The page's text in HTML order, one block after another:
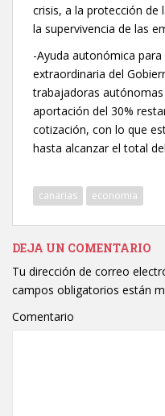
crisis, a la protección de
la supervivencia de las
-Ayuda autonómica
extraordinaria del
trabajadoras
aportación del 30%
cotización, con lo que
hasta alcanzar el total
canarias economia
DEJA UN COMENTARIO
Tu dirección de correo
campos obligatorios están
Comentario